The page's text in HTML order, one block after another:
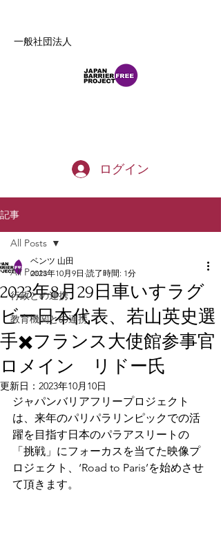
一般社団法人
ログイン
記事
All Posts
行政との連携
教育機関との連携
All Posts
2023年8月29日車いすラグ
ビー日本代表、若山英史選
手✖️フランス大使館参事官
ロメイン リドー氏
ベンツ 山田
2023年10月9日 読了時間: 1分
更新日： 2023年10月10日
ジャパンバリアフリープロジェクト
は、来年のパリパラリンピックでの活
躍を目指す日本のパラアスリートの
「挑戦」にフォーカスを当てた映像プ
ロジェクト、‘Road to Paris’を始めさせ
て頂きます。